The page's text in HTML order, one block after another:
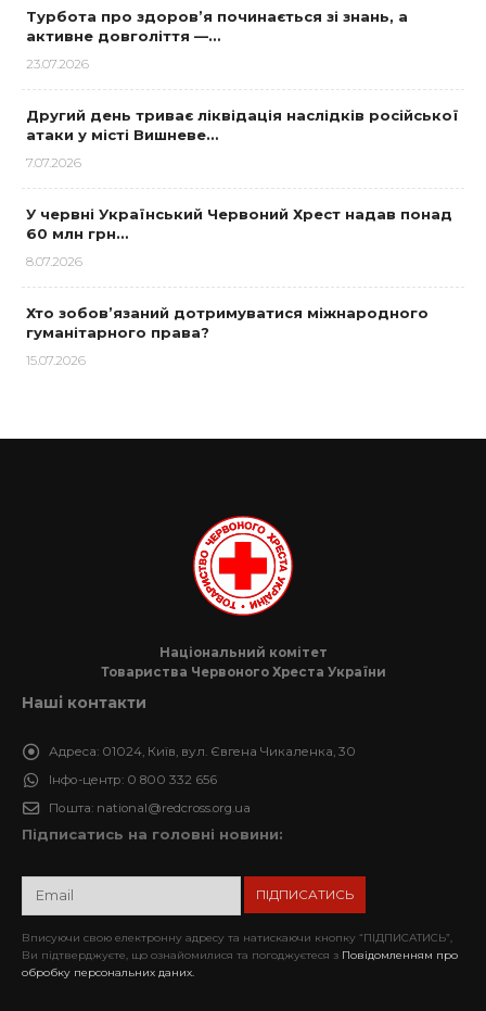
Турбота про здоров’я починається зі знань, а
активне довголіття —…
23.07.2026
Другий день триває ліквідація наслідків російської
атаки у місті Вишневе…
7.07.2026
У червні Український Червоний Хрест надав понад
60 млн грн…
8.07.2026
Хто зобов’язаний дотримуватися міжнародного
гуманітарного права?
15.07.2026
Національний комітет
Товариства Червоного Хреста України
Наші контакти
Адреса: 01024, Київ, вул. Євгена Чикаленка, 30
Інфо-центр: 0 800 332 656
Пошта: national@redcross.org.ua
Підписатись на головні новини:
Вписуючи свою електронну адресу та натискаючи кнопку “ПІДПИСАТИСЬ”,
Ви підтверджуєте, що ознайомилися та погоджуєтеся з Повідомленням про
обробку персональних даних.